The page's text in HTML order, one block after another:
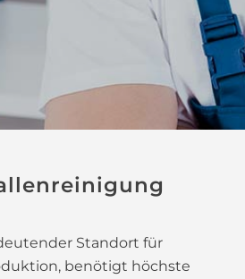
Standort für
benötigt höchste